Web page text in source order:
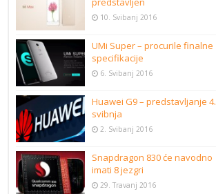
10. Svibanj 2016
UMi Super – procurile finalne
specifikacije
6. Svibanj 2016
Huawei G9 – predstavljanje 4.
svibnja
2. Svibanj 2016
Snapdragon 830 će navodno
imati 8 jezgri
29. Travanj 2016